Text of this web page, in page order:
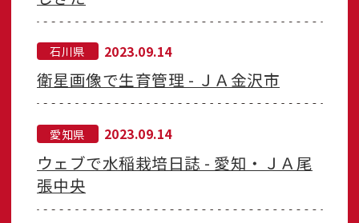
石川県 2023.09.14
衛星画像で生育管理 - ＪＡ金沢市
愛知県 2023.09.14
ウェブで水稲栽培日誌 - 愛知・ＪＡ尾
張中央